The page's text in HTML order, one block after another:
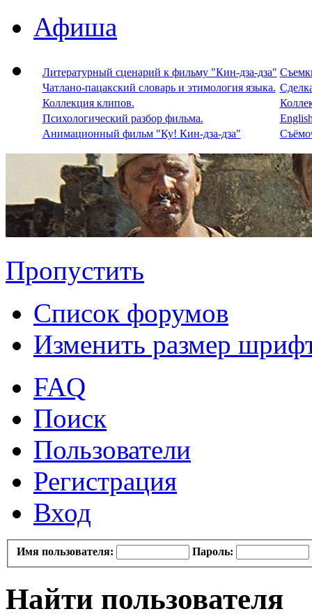
Афиша
Литературный сценарий к фильму "Кин-дза-дза"
Чатлано-пацакский словарь и этимология языка.
Коллекция клипов.
Психологический разбор фильма.
Анимационный фильм "Ку! Кин-дза-дза"
Пропустить
Список форумов
Изменить размер
FAQ
Поиск
Пользователи
Регистрация
Вход
Имя пользователя: Пароль:
Найти пользователя